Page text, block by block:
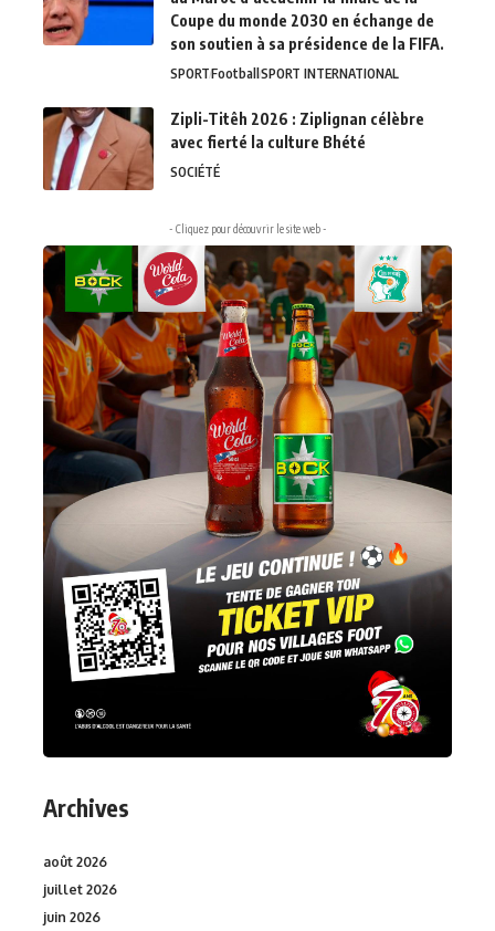
Coupe du monde 2030 en échange de
son soutien à sa présidence de la FIFA.
SPORTFootballSPORT INTERNATIONAL
Zipli-Titêh 2026 : Ziplignan célèbre
avec fierté la culture Bhété
SOCIÉTÉ
- Cliquez pour découvrir le site web -
Archives
août 2026
juillet 2026
juin 2026